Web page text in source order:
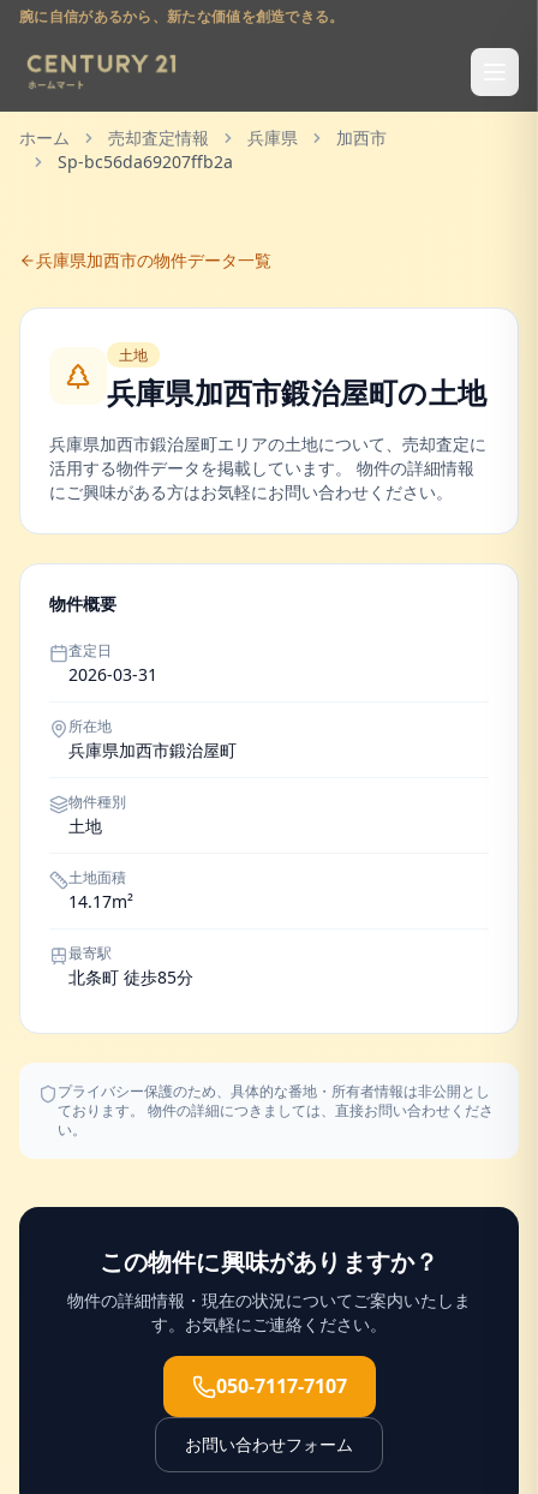
腕に自信があるから、新たな価値を創造できる。
ホーム 売却査定情報 兵庫県
加西市
Sp-bc56da69207ffb2a
兵庫県加西市の物件データ一覧
土地
兵庫県加西市鍛治屋町の土地
兵庫県加西市鍛治屋町エリアの土地について、売却査定に
活用する物件データを掲載しています。 物件の詳細情報
にご興味がある方はお気軽にお問い合わせください。
物件概要
査定日
2026-03-31
所在地
兵庫県加西市鍛治屋町
物件種別
土地
土地面積
14.17m²
最寄駅
北条町 徒歩85分
プライバシー保護のため、具体的な番地・所有者情報は非公開とし
ております。 物件の詳細につきましては、直接お問い合わせくださ
い。
この物件に興味がありますか？
物件の詳細情報・現在の状況についてご案内いたしま
す。お気軽にご連絡ください。
050-7117-7107
お問い合わせフォーム